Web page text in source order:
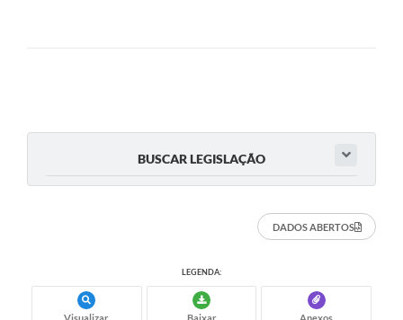
BUSCAR LEGISLAÇÃO
DADOS ABERTOS
LEGENDA: